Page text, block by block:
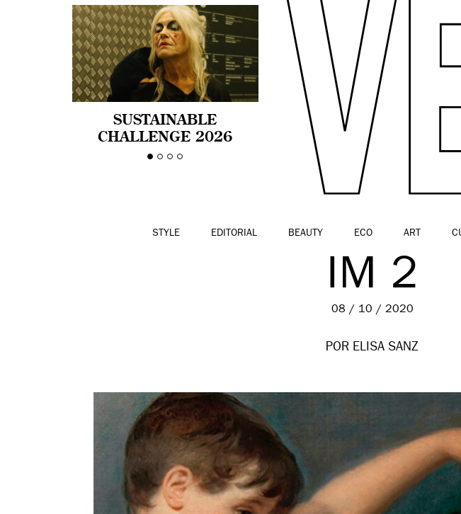
SUSTAINABLE
CHALLENGE 2026
CELEBRA LA
STYLE EDITORIAL BEAUTY ECO ART
IM 2
08 / 10 / 2020
POR ELISA SANZ